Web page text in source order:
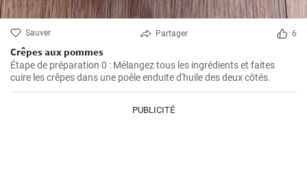
Sauver Partager 6
Crêpes aux pommes
Étape de préparation 0 : Mélangez tous les ingrédients et faites
cuire les crêpes dans une poêle enduite d'huile des deux côtés.
PUBLICITÉ